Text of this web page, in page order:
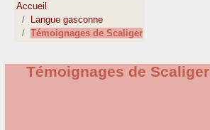
Accueil
Langue gasconne
Témoignages de Scaliger
Témoignages de Scaliger